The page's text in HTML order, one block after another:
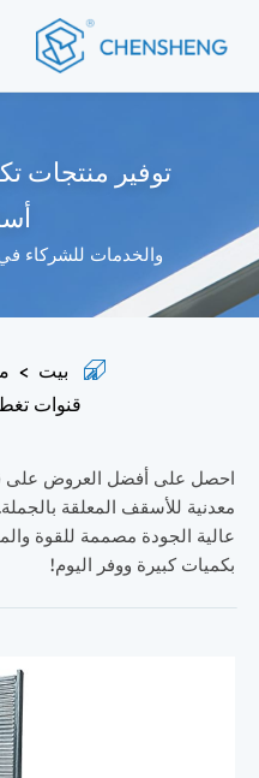
توفير منتجات
والخدمات للشركاء
بيت >
قنوات
احصل على أفضل العروض على
معدنية للأسقف المعلقة
عالية الجودة مصممة للقوة
بكميات كبيرة ووفر اليوم!